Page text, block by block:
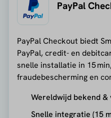
PayPal
PayPal Checkout biedt
PayPal, credit- en
snelle installatie in 15
fraudebescherming en
Wereldwijd bekend
Snelle integratie (15